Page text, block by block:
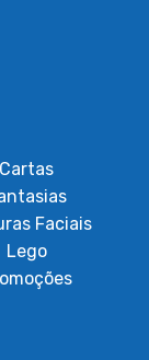
Cartas
Faciais
Lego